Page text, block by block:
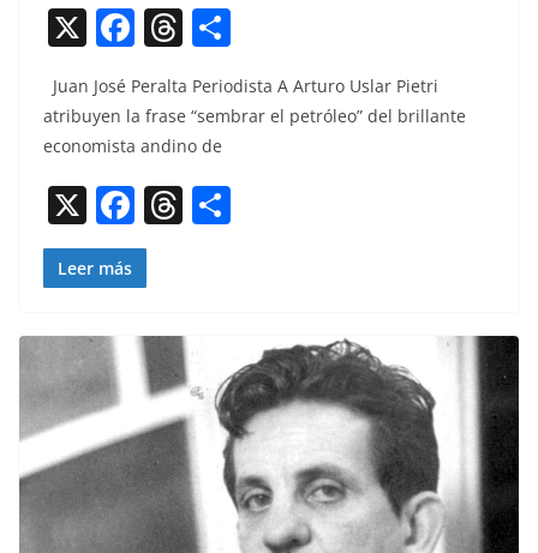
X F
c
e
b
o
o
k
T
re
a
d
s
o
m
Juan José Per­al­ta Peri­odista A Arturo Uslar Pietri
atribuyen la frase “sem­brar el petróleo” del bril­lante
econ­o­mista andi­no de
X F
a
c
b
o
o
k
T
d
s
ar
tir
Leer más